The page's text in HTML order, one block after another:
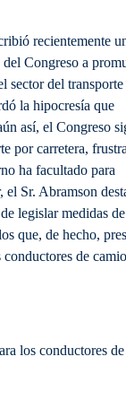
recientemente
Congreso a
sector del
la hipocresía que
así, el Congreso
por carretera,
ha facultado para
el Sr. Abramson
legislar medidas de
que, de hecho,
de
los conductores de